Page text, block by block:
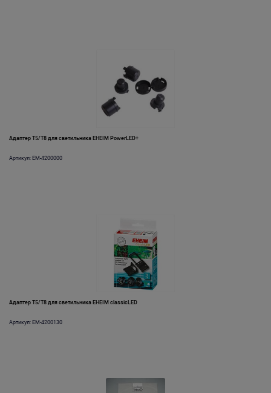
Адаптер Т5/Т8 для светильника EHEIM PowerLED+
Артикул: EM-4200000
Адаптер Т5/Т8 для светильника EHEIM classicLED
Артикул: EM-4200130